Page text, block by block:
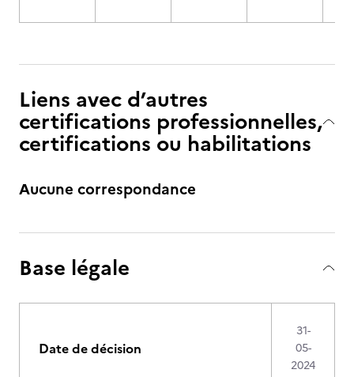
Liens avec d’autres
certifications professionnelles,
certifications ou habilitations
Aucune correspondance
Base légale
Date de décision
31-
05-
2024